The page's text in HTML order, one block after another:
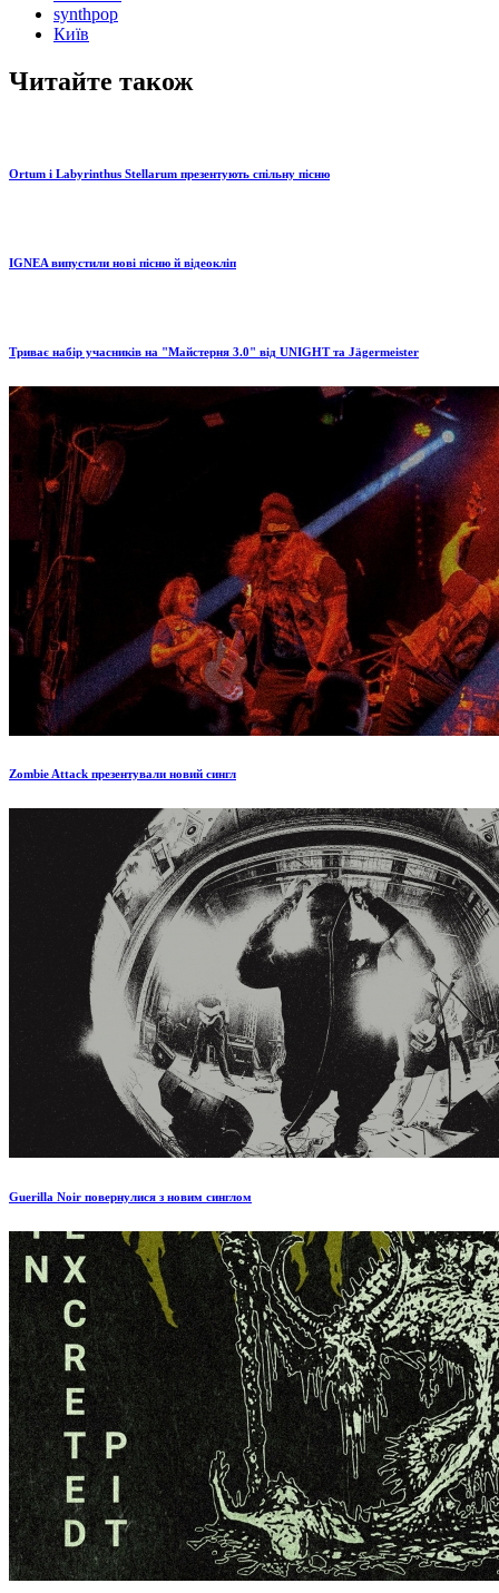
synthpop
Київ
Читайте також
Ortum і Labyrinthus Stellarum презентують спільну пісню
IGNEA випустили нові пісню й відеокліп
Триває набір учасників на "Майстерня 3.0" від UNIGHT та Jägermeister
Zombie Attack презентували новий сингл
Guerilla Noir повернулися з новим синглом